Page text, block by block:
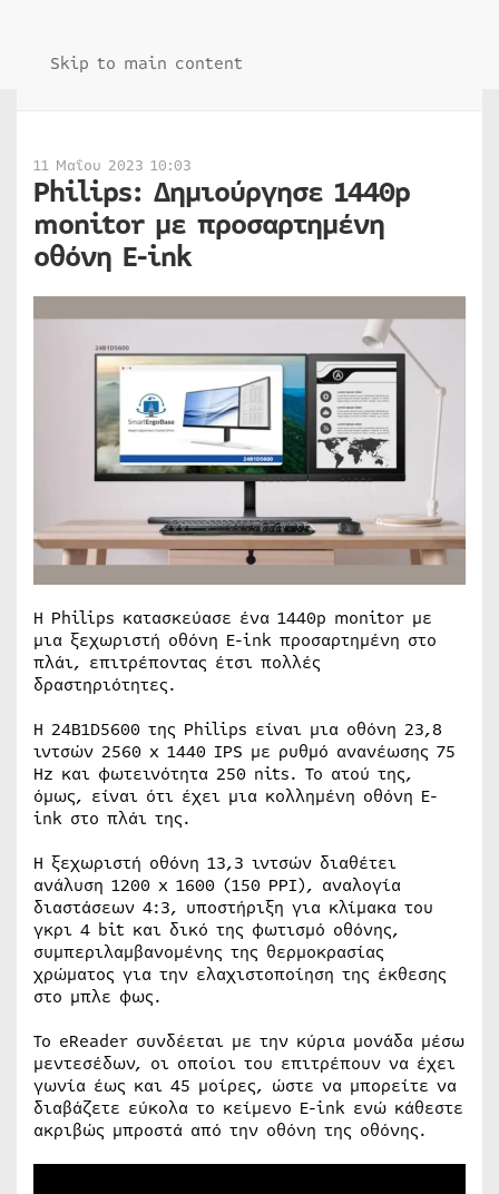
Skip to main content
11 Μαΐου 2023 10:03
Philips: Δημιούργησε 1440p
monitor με προσαρτημένη
οθόνη E-ink
Η Philips κατασκεύασε ένα 1440p monitor με
μια ξεχωριστή οθόνη E-ink προσαρτημένη στο
πλάι, επιτρέποντας έτσι πολλές
δραστηριότητες.
Η 24B1D5600 της Philips είναι μια οθόνη 23,8
ιντσών 2560 x 1440 IPS με ρυθμό ανανέωσης 75
Hz και φωτεινότητα 250 nits. Το ατού της,
όμως, είναι ότι έχει μια κολλημένη οθόνη E-
ink στο πλάι της.
Η ξεχωριστή οθόνη 13,3 ιντσών διαθέτει
ανάλυση 1200 x 1600 (150 PPI), αναλογία
διαστάσεων 4:3, υποστήριξη για κλίμακα του
γκρι 4 bit και δικό της φωτισμό οθόνης,
συμπεριλαμβανομένης της θερμοκρασίας
χρώματος για την ελαχιστοποίηση της έκθεσης
στο μπλε φως.
Το eReader συνδέεται με την κύρια μονάδα μέσω
μεντεσέδων, οι οποίοι του επιτρέπουν να έχει
γωνία έως και 45 μοίρες, ώστε να μπορείτε να
διαβάζετε εύκολα το κείμενο E-ink ενώ κάθεστε
ακριβώς μπροστά από την οθόνη της οθόνης.